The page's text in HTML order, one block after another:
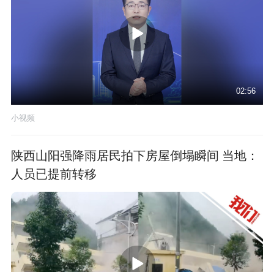
02:56
小视频
陕西山阳强降雨居民拍下房屋倒塌瞬间 当地：
人员已提前转移